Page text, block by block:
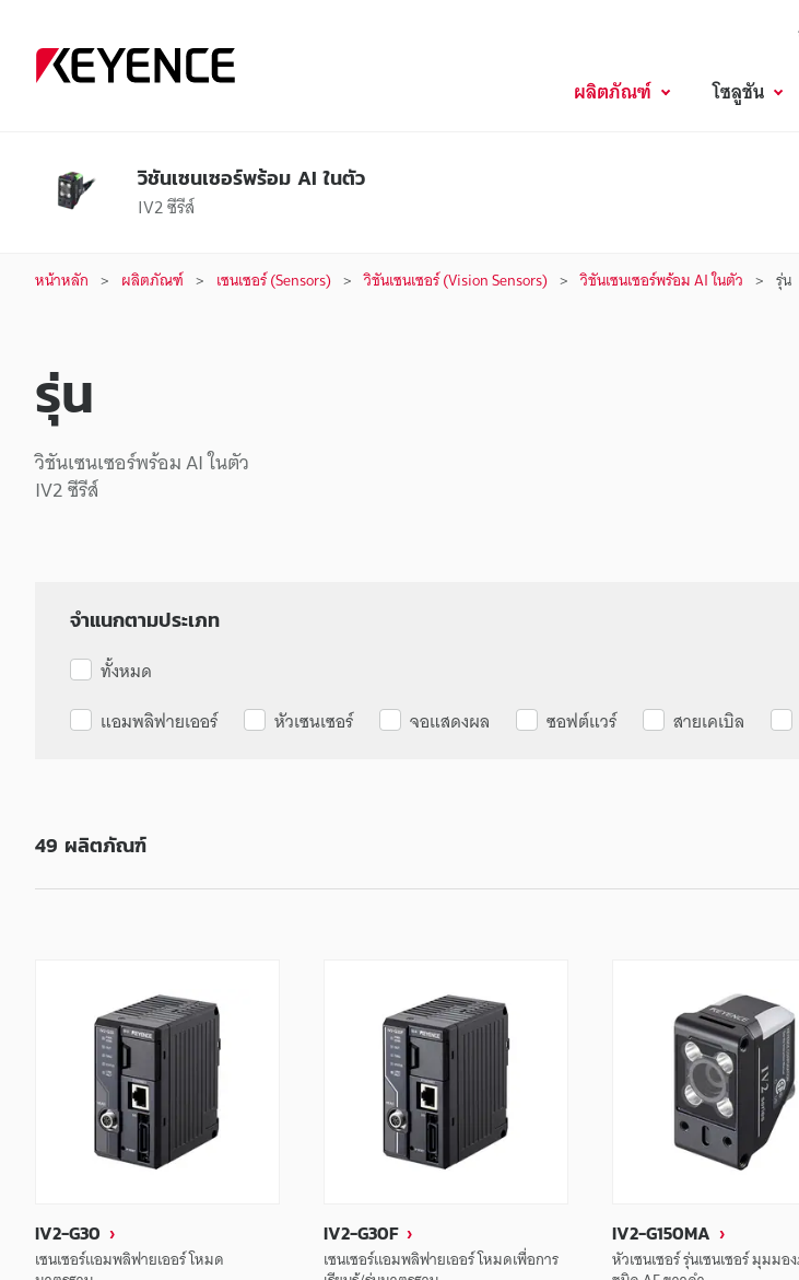
ผลิตภัณฑ์ โซลูชัน
วิชันเซนเซอร์พร้อม AI ในตัว
IV2 ซีรีส์
หน้าหลัก ผลิตภัณฑ์ เซนเซอร์ (Sensors) วิชันเซนเซอร์ (Vision Sensors) วิชันเซนเซอร์พร้อม AI ในตัว รุ่น
รุ่น
วิชันเซนเซอร์พร้อม AI ในตัว
IV2 ซีรีส์
จำแนกตามประเภท
ทั้งหมด
แอมพลิฟายเออร์
หัวเซนเซอร์ จอแสดงผล ซอฟต์แวร์ สายเคเบิล
49 ผลิตภัณฑ์
IV2-G30
เซนเซอร์แอมพลิฟายเออร์ โหมด
IV2-G30F
เซนเซอร์แอมพลิฟายเออร์ โหมดเพื่อการ
IV2-G150MA
หัวเซนเซอร์ รุ่นเซนเซอร์ มุมม